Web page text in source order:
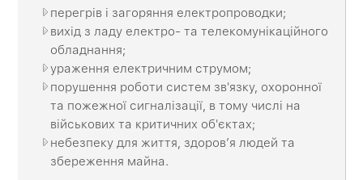
перегрів і загоряння електропроводки;
вихід з ладу електро- та телекомунікаційного
обладнання;
ураження електричним струмом;
порушення роботи систем зв'язку, охоронної
та пожежної сигналізації, в тому числі на
військових та критичних об'єктах;
небезпеку для життя, здоров’я людей та
збереження майна.